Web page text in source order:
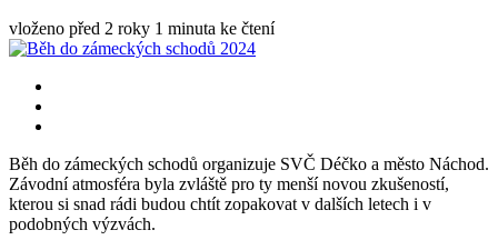
vloženo před 2 roky 1 minuta ke čtení
Běh do zámeckých schodů organizuje SVČ Déčko a město Náchod.
Závodní atmosféra byla zvláště pro ty menší novou zkušeností,
kterou si snad rádi budou chtít zopakovat v dalších letech i v
podobných výzvách.